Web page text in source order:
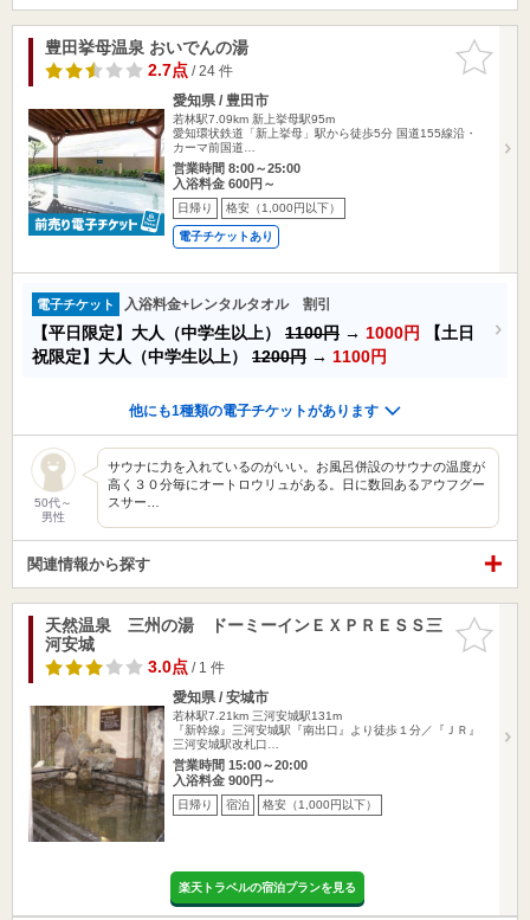
お気に入
りに追加
豊田挙母温泉 おいでんの湯
2.7点/ 24 件
愛知県 / 豊田市
若林駅7.09km 新上挙母駅95m
愛知環状鉄道「新上挙母」駅から徒歩5分 国道155線沿・
カーマ前国道…
営業時間 8:00～25:00
入浴料金 600円～
日帰り 格安（1,000円以下）
電子チケットあり
電子チケット 入浴料金+レンタルタオル 割引
【平日限定】大人（中学生以上） 1100円 → 1000円
【土日
祝限定】大人（中学生以上） 1200円 → 1100円
他にも1種類の電子チケットがあります
50代～
男性
サウナに力を入れているのがいい。お風呂併設のサウナの温度が
高く３０分毎にオートロウリュがある。日に数回あるアウフグー
スサー…
関連情報から探す
お気に入
りに追加
天然温泉 三州の湯 ドーミーインＥＸＰＲＥＳＳ三
河安城
3.0点/ 1 件
愛知県 / 安城市
若林駅7.21km 三河安城駅131m
『新幹線』三河安城駅『南出口』より徒歩１分／『ＪＲ』
三河安城駅改札口…
営業時間 15:00～20:00
入浴料金 900円～
日帰り 宿泊 格安（1,000円以下）
楽天トラベルの宿泊プランを見る